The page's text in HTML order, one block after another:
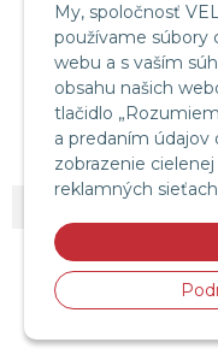
My, spoločnosť
používame súbory
webu a s vaším
obsahu našich
tlačidlo
a predaním údajov
zobrazenie
reklamných
Servis